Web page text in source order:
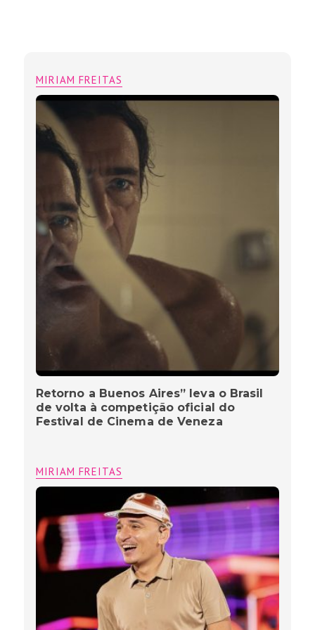
MIRIAM FREITAS
Retorno a Buenos Aires” leva o Brasil
de volta à competição oficial do
Festival de Cinema de Veneza
MIRIAM FREITAS